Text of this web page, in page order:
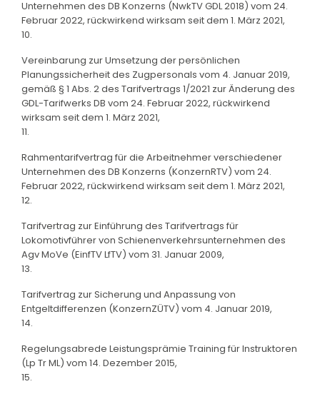
Unternehmen des DB Konzerns (NwkTV GDL 2018) vom 24.
Februar 2022, rückwirkend wirksam seit dem 1. März 2021,
10.
Vereinbarung zur Umsetzung der persönlichen
Planungssicherheit des Zugpersonals vom 4. Januar 2019,
gemäß § 1 Abs. 2 des Tarifvertrags 1/2021 zur Änderung des
GDL-Tarifwerks DB vom 24. Februar 2022, rückwirkend
wirksam seit dem 1. März 2021,
11.
Rahmentarifvertrag für die Arbeitnehmer verschiedener
Unternehmen des DB Konzerns (KonzernRTV) vom 24.
Februar 2022, rückwirkend wirksam seit dem 1. März 2021,
12.
Tarifvertrag zur Einführung des Tarifvertrags für
Lokomotivführer von Schienenverkehrsunternehmen des
Agv MoVe (EinfTV LfTV) vom 31. Januar 2009,
13.
Tarifvertrag zur Sicherung und Anpassung von
Entgeltdifferenzen (KonzernZÜTV) vom 4. Januar 2019,
14.
Regelungsabrede Leistungsprämie Training für Instruktoren
(Lp Tr ML) vom 14. Dezember 2015,
15.